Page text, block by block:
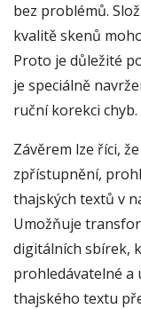
bez problémů.
kvalitě skenů
Proto je důležité
je speciálně
ruční korekci chyb.
Závěrem lze říci,
zpřístupnění,
thajských textů v
Umožňuje
digitálních sbírek,
prohledávatelné a
thajského textu